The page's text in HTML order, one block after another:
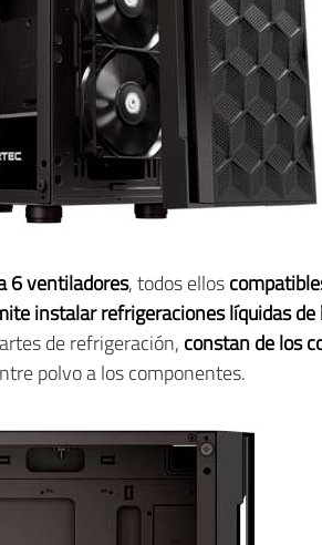
6 ventiladores, todos ellos
instalar refrigeraciones líquidas
de refrigeración, constan de los
polvo a los componentes.